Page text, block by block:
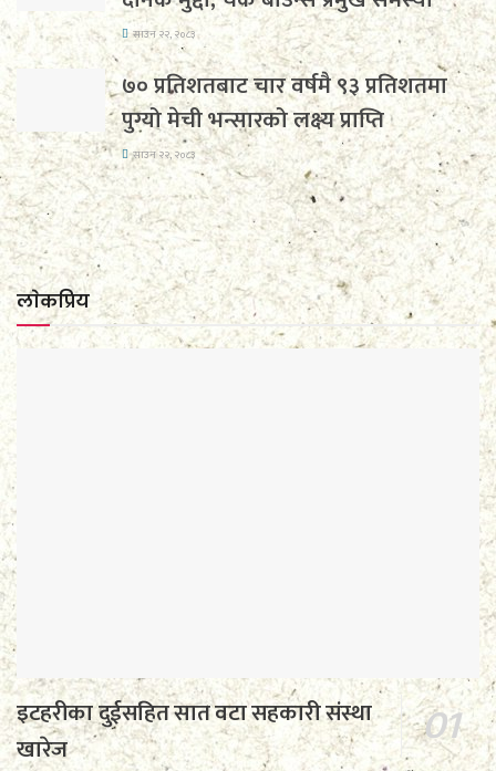
साउन २२, २०८३
७० प्रतिशतबाट चार वर्षमै ९३ प्रतिशतमा
पुग्यो मेची भन्सारको लक्ष्य प्राप्ति
साउन २२, २०८३
लाेकप्रिय
इटहरीका दुईसहित सात वटा सहकारी संस्था
खारेज